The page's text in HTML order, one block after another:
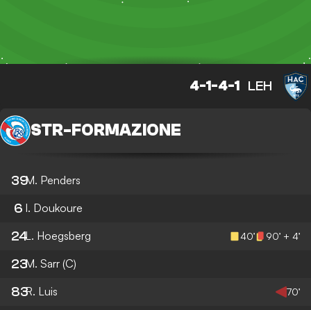
4-1-4-1 LEH
STR- FORMAZIONE
39M. Penders
6 I. Doukoure
24L. Hoegsberg 40’ 90’ + 4’
23M. Sarr (C)
83R. Luis 70’